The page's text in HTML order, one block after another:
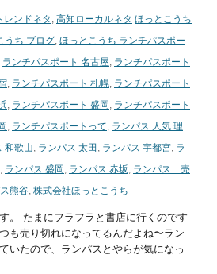
レンドネタ , 高知ローカルネタ ほっとこうち
うち ブログ, ほっとこうち ランチパスポー
ランチパスポート 名古屋, ランチパスポート
, ランチパスポート 札幌, ランチパスポート
, ランチパスポート 盛岡, ランチパスポート
, ランチパスポートって, ランパス 人気 理
和歌山, ランパス 太田 , ランパス 宇都宮, ラ
, ランパス 盛岡, ランパス 赤坂, ランパス 売
熊谷, 株式会社ほっとこうち
。 たまにフラフラと書店に行くのです
も売り切れになってるんだよね〜ラン
いたので、ランパスとやらが気になっ